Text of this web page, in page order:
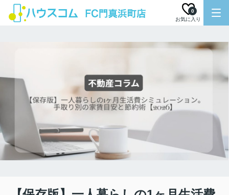
お気に入り
0